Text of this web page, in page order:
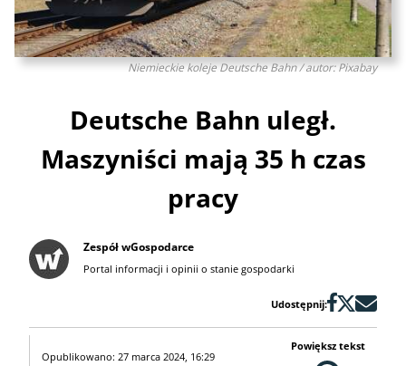
Niemieckie koleje Deutsche Bahn / autor: Pixabay
Deutsche Bahn uległ.
Maszyniści mają 35 h czas
pracy
Zespół wGospodarce
Portal informacji i opinii o stanie gospodarki
Udostępnij:
Opublikowano: 27 marca 2024, 16:29
Powiększ tekst